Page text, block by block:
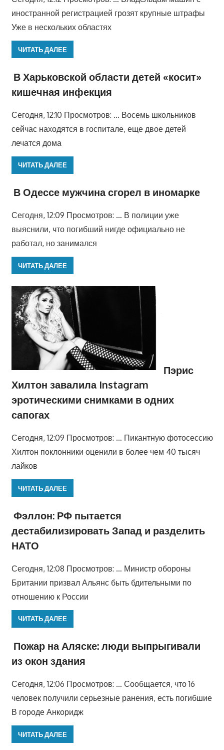
иностранной регистрацией грозят крупные штрафы
Уже в нескольких областях
ЧИТАТЬ ДАЛЕЕ
В Харьковской области детей «косит»
кишечная инфекция
Сегодня, 12:10 Просмотров: … Восемь школьников
сейчас находятся в госпитале, еще двое детей
лечатся дома
ЧИТАТЬ ДАЛЕЕ
В Одессе мужчина сгорел в иномарке
Сегодня, 12:09 Просмотров: … В полиции уже
выяснили, что погибший нигде официально не
работал, но занимался
ЧИТАТЬ ДАЛЕЕ
Пэрис
Хилтон завалила Instagram
эротическими снимками в одних
сапогах
Сегодня, 12:09 Просмотров: … Пикантную фотосессию
Хилтон поклонники оценили в более чем 40 тысяч
лайков
ЧИТАТЬ ДАЛЕЕ
Фэллон: РФ пытается
дестабилизировать Запад и разделить
НАТО
Сегодня, 12:08 Просмотров: … Министр обороны
Британии призвал Альянс быть бдительными по
отношению к России
ЧИТАТЬ ДАЛЕЕ
Пожар на Аляске: люди выпрыгивали
из окон здания
Сегодня, 12:06 Просмотров: … Сообщается, что 16
человек получили серьезные ранения, есть погибшие
В городе Анкоридж
ЧИТАТЬ ДАЛЕЕ